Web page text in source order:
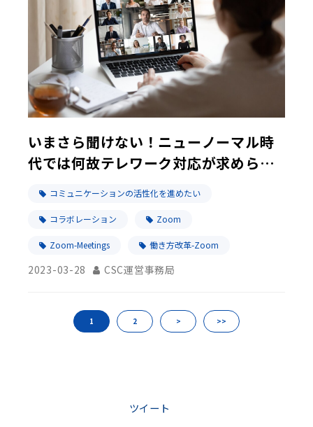
いまさら聞けない！ニューノーマル時
代では何故テレワーク対応が求められ
コミュニケーションの活性化を進めたい
コラボレーション Zoom
Zoom-Meetings 働き方改革-Zoom
2023-03-28 CSC運営事務局
1 2 > >>
ツイート